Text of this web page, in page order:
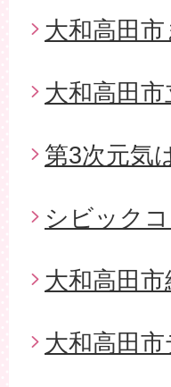
大和高田
大和高田
第3次元気
シビック
大和高田
大和高田